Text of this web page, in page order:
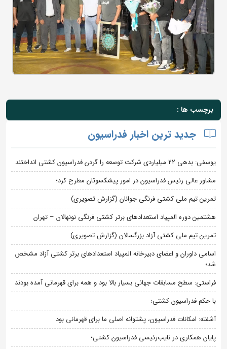
برچسب ها :
جدید ترین اخبار فدراسیون
یوسفی: بدهی ۲۲ میلیاردی شرکت توسعه را گردن فدراسیون کشتی انداختند
مشاور عالی رئیس فدراسیون در امور پیشکسوتان مطرح کرد؛
تمرین تیم ملی کشتی فرنگی جوانان (گزارش تصویری)
هشتمین دوره المپیاد استعدادهای برتر کشتی فرنگی نونهالان – تهران
تمرین تیم ملی کشتی آزاد بزرگسالان (گزارش تصویری)
اسامی داوران و اعضای دبیرخانه المپیاد استعدادهای برتر کشتی آزاد مشخص
شد؛
فراستی: سطح مسابقات جهانی بسیار بالا بود و همه برای قهرمانی آمده بودند
با حکم فدراسیون کشتی؛
آشفته: امکانات فدراسیون، پشتوانه اصلی ما برای قهرمانی بود
پایان همکاری در نایب‌رئیسی فدراسیون کشتی؛